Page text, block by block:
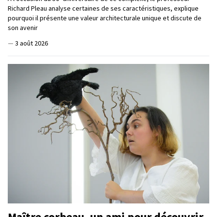
Richard Pleau analyse certaines de ses caractéristiques, explique
pourquoi il présente une valeur architecturale unique et discute de
son avenir
— 3 août 2026